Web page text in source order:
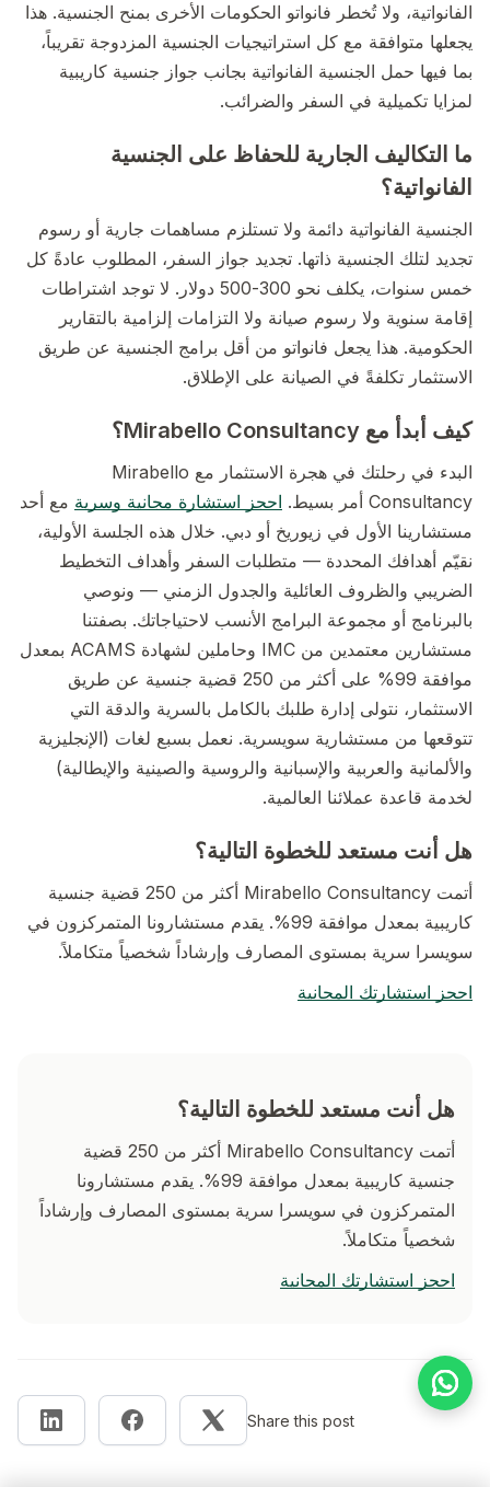
الفانواتية، ولا تُخطر فانواتو الحكومات الأخرى بمنح الجنسية. هذا
يجعلها متوافقة مع كل استراتيجيات الجنسية المزدوجة تقريباً،
بما فيها حمل الجنسية الفانواتية بجانب جواز جنسية كاريبية
لمزايا تكميلية في السفر والضرائب.
ما التكاليف الجارية للحفاظ على الجنسية
الفانواتية؟
الجنسية الفانواتية دائمة ولا تستلزم مساهمات جارية أو رسوم
تجديد لتلك الجنسية ذاتها. تجديد جواز السفر، المطلوب عادةً كل
خمس سنوات، يكلف نحو 300-500 دولار. لا توجد اشتراطات
إقامة سنوية ولا رسوم صيانة ولا التزامات إلزامية بالتقارير
الحكومية. هذا يجعل فانواتو من أقل برامج الجنسية عن طريق
الاستثمار تكلفةً في الصيانة على الإطلاق.
كيف أبدأ مع Mirabello Consultancy؟
البدء في رحلتك في هجرة الاستثمار مع Mirabello
Consultancy أمر بسيط.
احجز استشارة مجانية وسرية مع أحد
مستشارينا الأول في زيوريخ أو دبي. خلال هذه الجلسة الأولية،
نقيّم أهدافك المحددة — متطلبات السفر وأهداف التخطيط
الضريبي والظروف العائلية والجدول الزمني — ونوصي
بالبرنامج أو مجموعة البرامج الأنسب لاحتياجاتك. بصفتنا
مستشارين معتمدين من IMC وحاملين لشهادة ACAMS بمعدل
موافقة 99% على أكثر من 250 قضية جنسية عن طريق
الاستثمار، نتولى إدارة طلبك بالكامل بالسرية والدقة التي
تتوقعها من مستشارية سويسرية. نعمل بسبع لغات (الإنجليزية
والألمانية والعربية والإسبانية والروسية والصينية والإيطالية)
لخدمة قاعدة عملائنا العالمية.
هل أنت مستعد للخطوة التالية؟
أتمت Mirabello Consultancy أكثر من 250 قضية جنسية
كاريبية بمعدل موافقة 99%. يقدم مستشارونا المتمركزون في
سويسرا سرية بمستوى المصارف وإرشاداً شخصياً متكاملاً.
احجز استشارتك المجانية
هل أنت مستعد للخطوة التالية؟
أتمت Mirabello Consultancy أكثر من 250 قضية
جنسية كاريبية بمعدل موافقة 99%. يقدم مستشارونا
المتمركزون في سويسرا سرية بمستوى المصارف وإرشاداً
شخصياً متكاملاً.
احجز استشارتك المجانية
Share this post